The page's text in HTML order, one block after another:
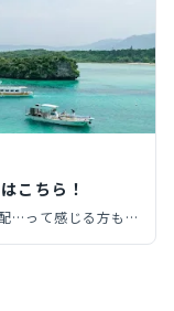
こちら！
…って感じる方もい
事では、お金を気に
なしちゃいましょ